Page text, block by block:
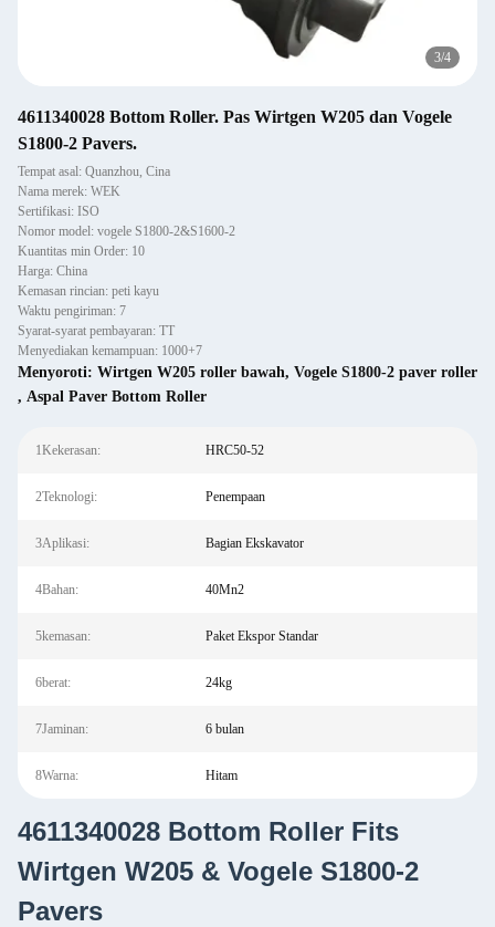
3/4
4611340028 Bottom Roller. Pas Wirtgen W205 dan Vogele
S1800-2 Pavers.
Tempat asal: Quanzhou, Cina
Nama merek: WEK
Sertifikasi: ISO
Nomor model: vogele S1800-2&S1600-2
Kuantitas min Order: 10
Harga: China
Kemasan rincian: peti kayu
Waktu pengiriman: 7
Syarat-syarat pembayaran: TT
Menyediakan kemampuan: 1000+7
Menyoroti: Wirtgen W205 roller bawah, Vogele S1800-2 paver roller
, Aspal Paver Bottom Roller
1Kekerasan: HRC50-52
2Teknologi: Penempaan
3Aplikasi: Bagian Ekskavator
4Bahan: 40Mn2
5kemasan: Paket Ekspor Standar
6berat: 24kg
7Jaminan: 6 bulan
8Warna: Hitam
4611340028 Bottom Roller Fits
Wirtgen W205 & Vogele S1800-2
Pavers